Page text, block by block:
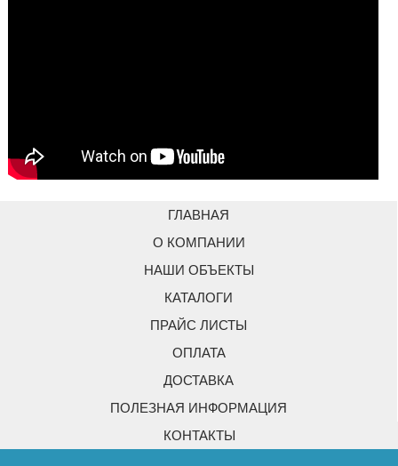
ГЛАВНАЯ
О КОМПАНИИ
НАШИ ОБЪЕКТЫ
КАТАЛОГИ
ПРАЙС ЛИСТЫ
ОПЛАТА
ДОСТАВКА
ПОЛЕЗНАЯ ИНФОРМАЦИЯ
КОНТАКТЫ